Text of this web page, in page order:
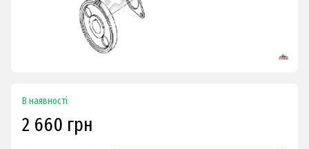
В наявності
2 660 грн